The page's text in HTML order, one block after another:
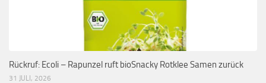
Rückruf: Ecoli – Rapunzel ruft bioSnacky Rotklee Samen zurück
31 JULI, 2026